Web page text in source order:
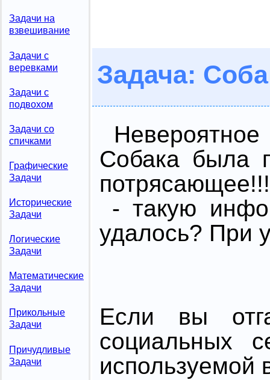
Задачи на
взвешивание
Задачи с
веревками
Задачи с
подвохом
Задачи со
спичками
Графические
Задачи
Исторические
Задачи
Логические
Задачи
Математические
Задачи
Прикольные
Задачи
Причудливые
Задачи
Задача:
Собака была
- такую
удалось? При
Если вы
социальных
используемой